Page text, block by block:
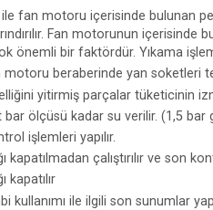
ile fan motoru içerisinde bulunan
Fan motorunun
önemli bir faktördür. Yıkama
beraberinde yan soketleri
yitirmiş parçalar tüketicinin
ölçüsü kadar su verilir. (1,5 bar
işlemleri yapılır.
kapatılmadan çalıştırılır ve son
kapatılır
kullanımı ile ilgili son sunumlar